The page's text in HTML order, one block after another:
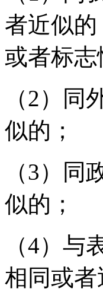
者近似
或者标
（2）
似的；
（3）
似的；
（4）
相同或者